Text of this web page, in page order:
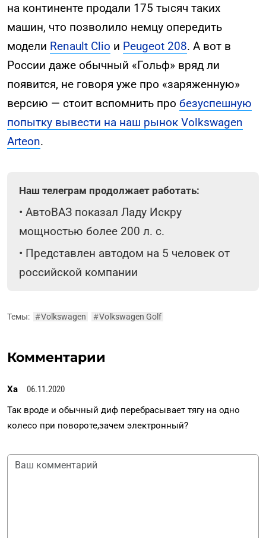
на континенте продали 175 тысяч таких
машин, что позволило немцу опередить
модели Renault Clio и Peugeot 208. А вот в
России даже обычный «Гольф» вряд ли
появится, не говоря уже про «заряженную»
версию — стоит вспомнить про безуспешную
попытку вывести на наш рынок Volkswagen
Arteon.
Наш телеграм продолжает работать:
• АвтоВАЗ показал Ладу Искру
мощностью более 200 л. с.
• Представлен автодом на 5 человек от
российской компании
Темы: #Volkswagen #Volkswagen Golf
Комментарии
Ха
06.11.2020
Так вроде и обычный диф перебрасывает тягу на одно
колесо при повороте,зачем электронный?